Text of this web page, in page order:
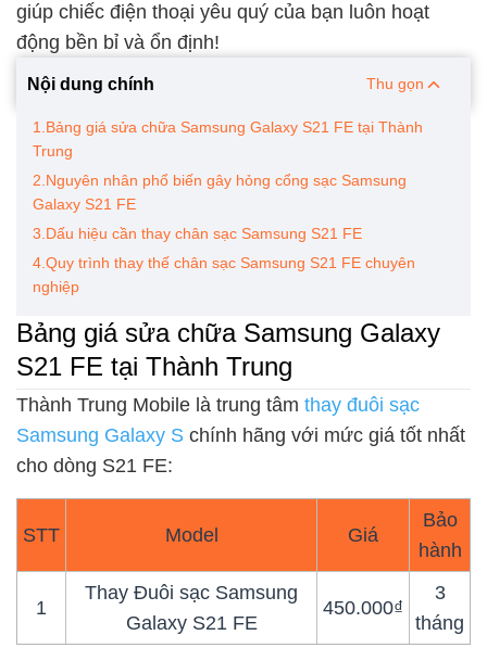
giúp chiếc điện thoại yêu quý của bạn luôn hoạt
động bền bỉ và ổn định!
Nội dung chính Thu gọn
1.Bảng giá sửa chữa Samsung Galaxy S21 FE tại Thành
Trung
2.Nguyên nhân phổ biến gây hỏng cổng sạc Samsung
Galaxy S21 FE
3.Dấu hiệu cần thay chân sạc Samsung S21 FE
4.Quy trình thay thế chân sạc Samsung S21 FE chuyên
nghiệp
Bảng giá sửa chữa Samsung Galaxy
S21 FE tại Thành Trung
Thành Trung Mobile là trung tâm thay đuôi sạc
Samsung Galaxy S chính hãng với mức giá tốt nhất
cho dòng S21 FE:
STT Model Giá
Bảo
hành
1
Thay Đuôi sạc Samsung
Galaxy S21 FE
450.000₫
3
tháng